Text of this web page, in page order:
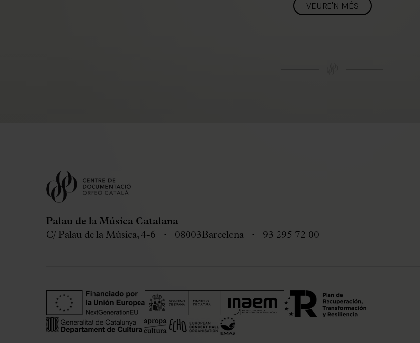
VEURE'N MÉS
Palau de la Música Catalana
C/ Palau de la Música, 4-6
08003Barcelona 93 295 72 00